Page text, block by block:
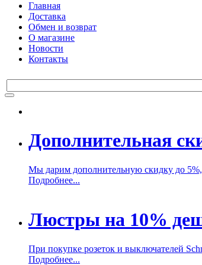
Главная
Доставка
Обмен и возврат
О магазине
Новости
Контакты
Дополнительная
Мы дарим дополнительную скидку до
Подробнее...
Люстры на 10%
При покупке розеток и выключателей
Подробнее...